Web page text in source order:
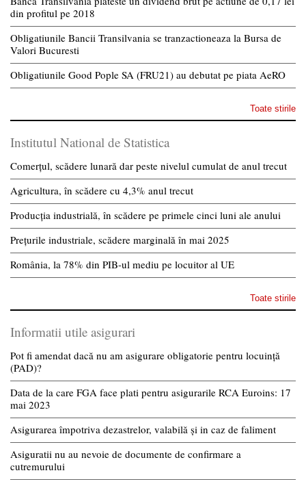
din profitul pe 2018
Obligatiunile Bancii Transilvania se tranzactioneaza la Bursa de
Valori Bucuresti
Obligatiunile Good Pople SA (FRU21) au debutat pe piata AeRO
Toate stirile
Institutul National de Statistica
Comerțul, scădere lunară dar peste nivelul cumulat de anul trecut
Agricultura, în scădere cu 4,3% anul trecut
Producția industrială, în scădere pe primele cinci luni ale anului
Prețurile industriale, scădere marginală în mai 2025
România, la 78% din PIB-ul mediu pe locuitor al UE
Toate stirile
Informatii utile asigurari
Pot fi amendat dacă nu am asigurare obligatorie pentru locuință
(PAD)?
Data de la care FGA face plati pentru asigurarile RCA Euroins: 17
mai 2023
Asigurarea împotriva dezastrelor, valabilă și in caz de faliment
Asiguratii nu au nevoie de documente de confirmare a
cutremurului